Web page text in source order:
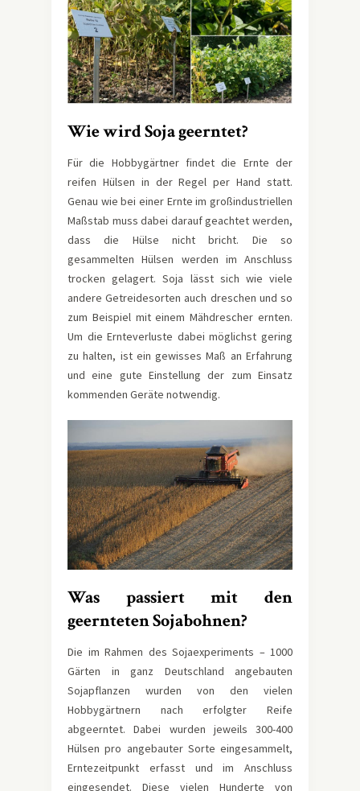
Wie wird Soja geerntet?
Für die Hobbygärtner findet die Ernte der
reifen Hülsen in der Regel per Hand statt.
Genau wie bei einer Ernte im großindustriellen
Maßstab muss dabei darauf geachtet werden,
dass die Hülse nicht bricht. Die so
gesammelten Hülsen werden im Anschluss
trocken gelagert. Soja lässt sich wie viele
andere Getreidesorten auch dreschen und so
zum Beispiel mit einem Mähdrescher ernten.
Um die Ernteverluste dabei möglichst gering
zu halten, ist ein gewisses Maß an Erfahrung
und eine gute Einstellung der zum Einsatz
kommenden Geräte notwendig.
Was passiert mit den
geernteten Sojabohnen?
Die im Rahmen des Sojaexperiments – 1000
Gärten in ganz Deutschland angebauten
Sojapflanzen wurden von den vielen
Hobbygärtnern nach erfolgter Reife
abgeerntet. Dabei wurden jeweils 300-400
Hülsen pro angebauter Sorte eingesammelt,
Erntezeitpunkt erfasst und im Anschluss
eingesendet. Diese vielen Hunderte von